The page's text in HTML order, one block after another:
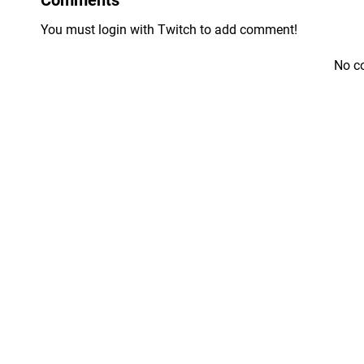
You must login with Twitch to add comment!
No